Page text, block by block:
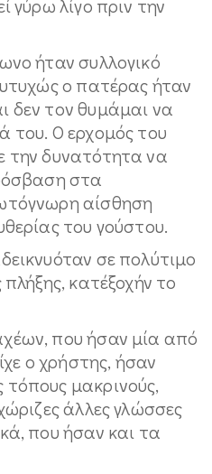
γύρω λίγο πριν την
ήταν συλλογικό
ο πατέρας ήταν
δεν τον θυμάμαι να
του. Ο ερχομός του
την δυνατότητα να
στα
αίσθηση
του γούστου.
σε πολύτιμο
κατέξοχήν το
που ήσαν μία από
ο χρήστης, ήσαν
μακρινούς,
άλλες γλώσσες
που ήσαν και τα